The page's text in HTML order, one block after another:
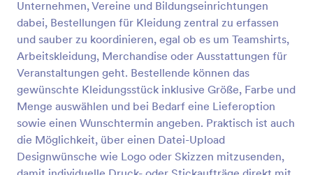
Unternehmen, Vereine und Bildungseinrichtungen
dabei, Bestellungen für Kleidung zentral zu erfassen
und sauber zu koordinieren, egal ob es um Teamshirts,
Arbeitskleidung, Merchandise oder Ausstattungen für
Veranstaltungen geht. Bestellende können das
gewünschte Kleidungsstück inklusive Größe, Farbe und
Menge auswählen und bei Bedarf eine Lieferoption
sowie einen Wunschtermin angeben. Praktisch ist auch
die Möglichkeit, über einen Datei-Upload
Designwünsche wie Logo oder Skizzen mitzusenden,
Vorschau